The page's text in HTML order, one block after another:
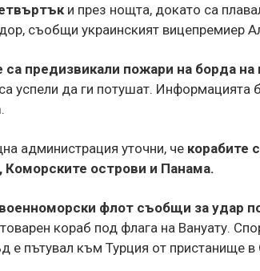
и през нощта, докато са
съобщи украинският вицепремиер
предизвикали пожари на борда на
успели да ги потушат. Информацията
администрация уточни, че корабите
Коморските острови и Панама.
флот съобщи за удар
кораб под флага на Вануату.
е пътувал към Турция от пристанище